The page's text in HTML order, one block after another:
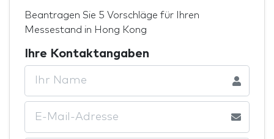
Beantragen Sie 5 Vorschläge für Ihren
Messestand in Hong Kong
Ihre Kontaktangaben